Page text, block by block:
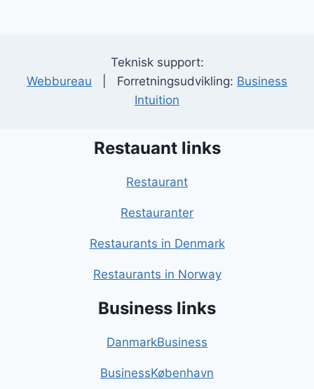
Teknisk support:
Webbureau | Forretningsudvikling: Business
Intuition
Restauant links
Restaurant
Restauranter
Restaurants in Denmark
Restaurants in Norway
Business links
DanmarkBusiness
BusinessKøbenhavn